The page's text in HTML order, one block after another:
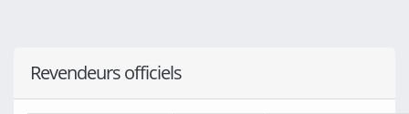
Revendeurs officiels